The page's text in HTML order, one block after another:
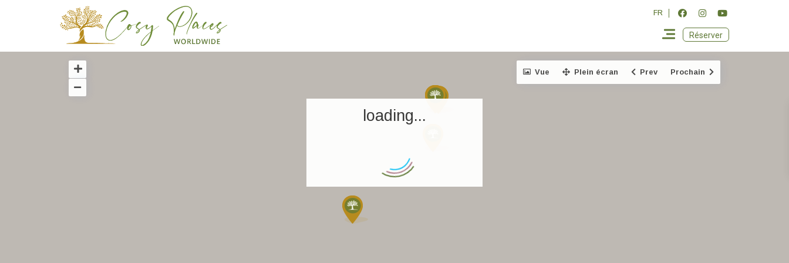
FR
Réserver
loading...
Vue Plein écran Prev Prochain